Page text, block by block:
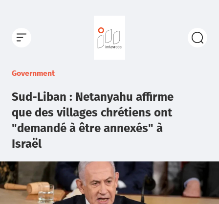
Government
Sud-Liban : Netanyahu affirme
que des villages chrétiens ont
"demandé à être annexés" à
Israël